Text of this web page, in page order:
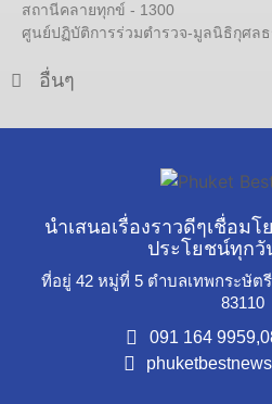
สถานีคลายทุกข์ - 1300
ศูนย์ปฏิบัติการร่วมตำรวจ-มูลนิธิกุศลธ
อื่นๆ
นำเสนอเรื่องราวดีๆเชื่อม
ประโยชน์ทุกวั
ที่อยู่ 42 หมู่ที่ 5 ตำบลเทพกระษัต
83110
091 164 9959,